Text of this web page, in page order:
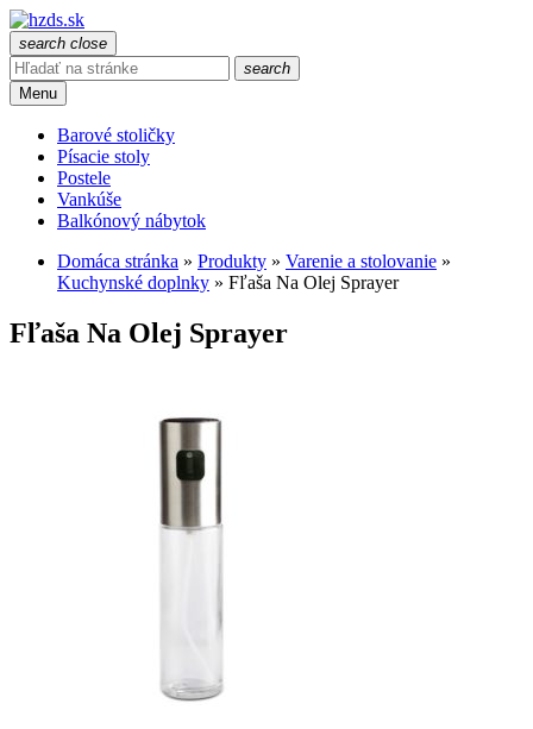
search close
search
Menu
Barové stoličky
Písacie stoly
Postele
Vankúše
Balkónový nábytok
Domáca stránka » Produkty » Varenie a stolovanie »
Kuchynské doplnky » Fľaša Na Olej Sprayer
Fľaša Na Olej Sprayer